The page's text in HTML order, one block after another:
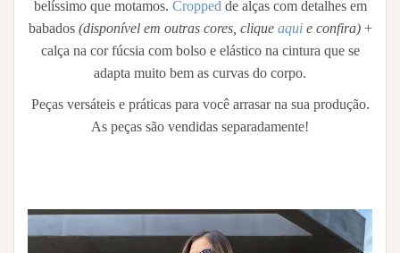
belíssimo que motamos. Cropped de alças com detalhes em
babados (disponível em outras cores, clique aqui e confira)+
calça na cor fúcsia com bolso e elástico na cintura que se
adapta muito bem as curvas do corpo.
Peças versáteis e práticas para você arrasar na sua produção.
As peças são vendidas separadamente!